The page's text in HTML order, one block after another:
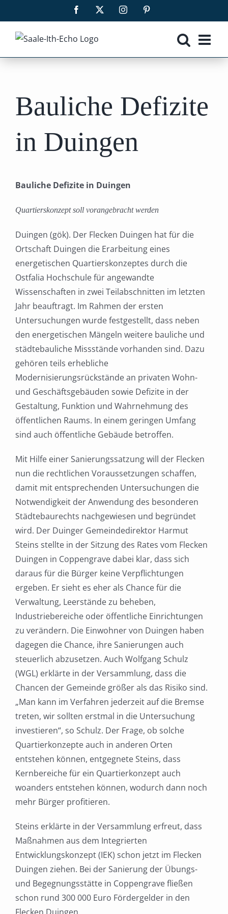
Inhalt
springen
Facebook Instagram
Bauliche Defizite
in Duingen
Bauliche Defizite in Duingen
Quartierskonzept soll vorangebracht werden
Duingen (gök). Der Flecken Duingen hat für die
Ortschaft Duingen die Erarbeitung eines
energetischen Quartierskonzeptes durch die
Ostfalia Hochschule für angewandte
Wissenschaften in zwei Teilabschnitten im letzten
Jahr beauftragt. Im Rahmen der ersten
Untersuchungen wurde festgestellt, dass neben
den energetischen Mängeln weitere bauliche und
städtebauliche Missstände vorhanden sind. Dazu
gehören teils erhebliche
Modernisierungsrückstände an privaten Wohn-
und Geschäftsgebäuden sowie Defizite in der
Gestaltung, Funktion und Wahrnehmung des
öffentlichen Raums. In einem geringen Umfang
sind auch öffentliche Gebäude betroffen.
Mit Hilfe einer Sanierungssatzung will der Flecken
nun die rechtlichen Voraussetzungen schaffen,
damit mit entsprechenden Untersuchungen die
Notwendigkeit der Anwendung des besonderen
Städtebaurechts nachgewiesen und begründet
wird. Der Duinger Gemeindedirektor Harmut
Steins stellte in der Sitzung des Rates vom Flecken
Duingen in Coppengrave dabei klar, dass sich
daraus für die Bürger keine Verpflichtungen
ergeben. Er sieht es eher als Chance für die
Verwaltung, Leerstände zu beheben,
Industriebereiche oder öffentliche Einrichtungen
zu verändern. Die Einwohner von Duingen haben
dagegen die Chance, ihre Sanierungen auch
steuerlich abzusetzen. Auch Wolfgang Schulz
(WGL) erklärte in der Versammlung, dass die
Chancen der Gemeinde größer als das Risiko sind.
„Man kann im Verfahren jederzeit auf die Bremse
treten, wir sollten erstmal in die Untersuchung
investieren“, so Schulz. Der Frage, ob solche
Quartierkonzepte auch in anderen Orten
entstehen können, entgegnete Steins, dass
Kernbereiche für ein Quartierkonzept auch
woanders entstehen können, wodurch dann noch
mehr Bürger profitieren.
Steins erklärte in der Versammlung erfreut, dass
Maßnahmen aus dem Integrierten
Entwicklungskonzept (IEK) schon jetzt im Flecken
Duingen ziehen. Bei der Sanierung der Übungs-
und Begegnungsstätte in Coppengrave fließen
schon rund 300 000 Euro Fördergelder in den